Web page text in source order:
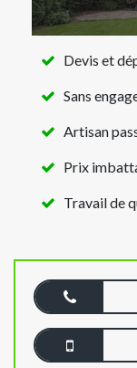
Devis et
Sans
Artisan
Prix
Travail de